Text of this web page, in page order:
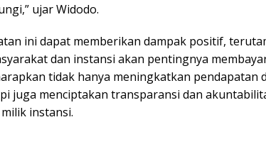
ujar Widodo.
ini dapat memberikan dampak positif,
dan instansi akan pentingnya
tidak hanya meningkatkan pendapatan
juga menciptakan transparansi dan
instansi.